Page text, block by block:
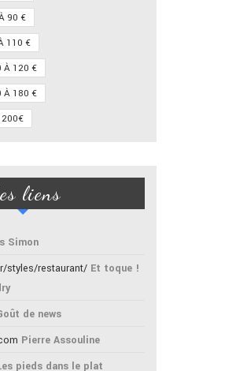
90 €
110 €
À 120 €
À 180 €
200€
liens
Simon
styles/restaurant/ Et toque !
de news
Pierre Assouline
pieds dans le plat